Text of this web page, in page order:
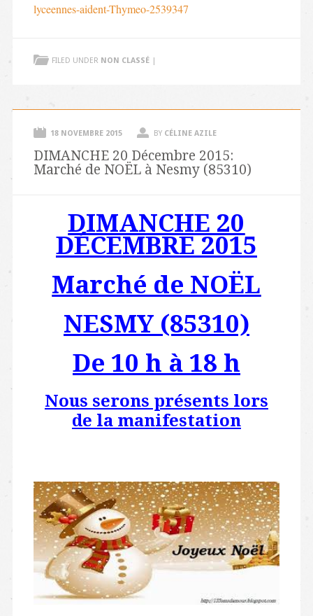
lyceennes-aident-Thymeo-2539347
FILED UNDER NON CLASSÉ |
18 NOVEMBRE 2015 BY CÉLINE AZILE
DIMANCHE 20 Décembre 2015:
Marché de NOËL à Nesmy (85310)
DIMANCHE 20
DÉCEMBRE 2015
Marché de NOËL
NESMY (85310)
De 10 h à 18 h
Nous serons présents lors
de la manifestation